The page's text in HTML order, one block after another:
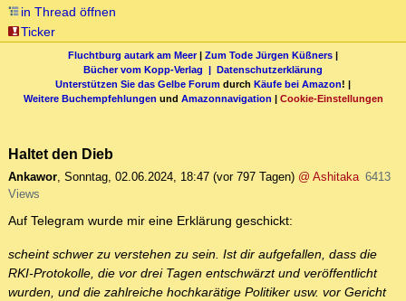
in Thread öffnen
Ticker
Fluchtburg autark am Meer| Zum Tode Jürgen Küßners |
Bücher vom Kopp-Verlag | Datenschutzerklärung
Unterstützen Sie das Gelbe Forum durch Käufe bei Amazon! |
Weitere Buchempfehlungen und Amazonnavigation | Cookie-Einstellungen
Haltet den Dieb
Ankawor, Sonntag, 02.06.2024, 18:47 (vor 797 Tagen) @ Ashitaka 6413
Views
Auf Telegram wurde mir eine Erklärung geschickt:
scheint schwer zu verstehen zu sein. Ist dir aufgefallen, dass die
RKI-Protokolle, die vor drei Tagen entschwärzt und veröffentlicht
wurden, und die zahlreiche hochkarätige Politiker usw. vor Gericht